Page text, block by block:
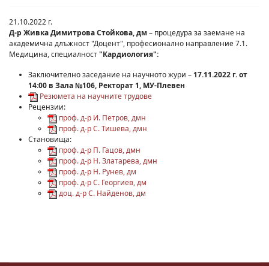
21.10.2022 г.
Д-р Живка Димитрова Стойкова, дм– процедура за заемане на
академична длъжност "Доцент", професионално направление 7.1.
Медицина, специалност"Кардиология":
Заключително заседание на научното жури – 17.11.2022 г. от
14:00 в Зала №106, Ректорат 1, МУ-Плевен
Резюмета на научните трудове
Рецензии:
проф. д-р И. Петров, дмн
проф. д-р С. Тишева, дмн
Становища:
проф. д-р П. Гацов, дмн
проф. д-р Н. Златарева, дмн
проф. д-р Н. Рунев, дм
проф. д-р С. Георгиев, дм
доц. д-р С. Найденов, дм